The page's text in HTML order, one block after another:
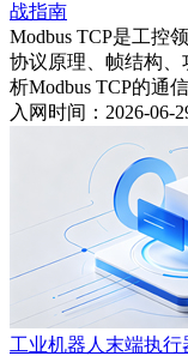
战指南
Modbus TCP是工控
协议原理、帧结构
析Modbus TCP的通
入网时间：2026-06-
工业机器人末端执